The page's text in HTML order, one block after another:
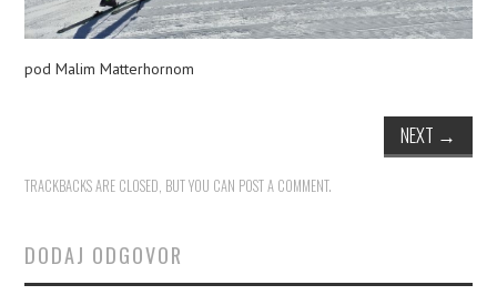
pod Malim Matterhornom
NEXT →
TRACKBACKS ARE CLOSED, BUT YOU CAN POST A COMMENT.
DODAJ ODGOVOR